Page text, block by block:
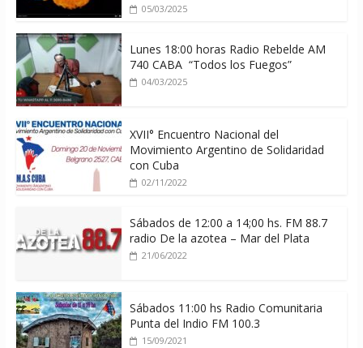
05/03/2025
Lunes 18:00 horas Radio Rebelde AM
740 CABA “Todos los Fuegos”
04/03/2025
XVII° Encuentro Nacional del
Movimiento Argentino de Solidaridad
con Cuba
02/11/2022
Sábados de 12:00 a 14;00 hs. FM 88.7
radio De la azotea – Mar del Plata
21/06/2022
Sábados 11:00 hs Radio Comunitaria
Punta del Indio FM 100.3
15/09/2021